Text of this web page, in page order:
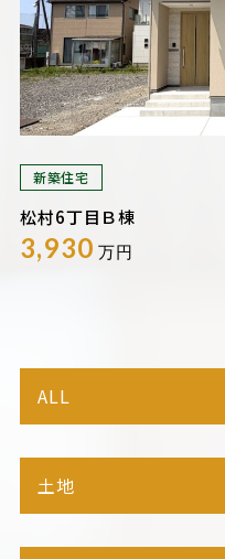
新築住宅
松村6丁目Ｂ棟
3,930 万円
ALL
土地